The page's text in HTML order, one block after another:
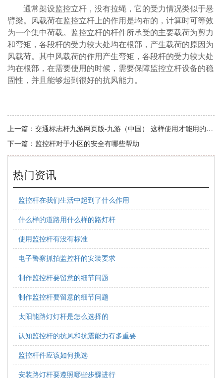
通常架设监控立杆，没有拉绳，它的受力情况类似于悬
臂梁。风载荷在监控立杆上的作用是均布的，计算时可等效
为一个集中荷载。监控立杆的杆件所承受的主要载荷为剪力
和弯矩，各段杆的受力较大处均在根部，产生载荷的原因为
风载荷。其中风载荷的作用产生弯矩，各段杆的受力较大处
均在根部，在需要使用的时候，需要保障监控立杆设备的稳
固性，并且能够起到很好的抗风能力。
上一篇： 交通标志杆九游网页版-九游（中国） 这样使用才能用的更长久
下一篇： 监控杆对于小区的安全有哪些帮助
热门资讯
监控杆在我们生活中起到了什么作用
什么样的道路用什么样的路灯杆
使用监控杆有没有标准
电子警察抓拍监控杆的安装要求
制作监控杆要留意的细节问题
制作监控杆要留意的细节问题
太阳能路灯灯杆是怎么选择的
认知监控杆的抗风和抗震能力有多重要
监控杆件应该如何挑选
安装路灯杆要遵照哪些步骤进行